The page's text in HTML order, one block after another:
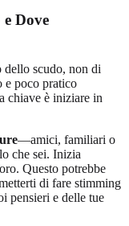
Dove
dello scudo, non di
e poco pratico
chiave è iniziare in
—amici, familiari o
che sei. Inizia
Questo potrebbe
di fare stimming
pensieri e delle tue